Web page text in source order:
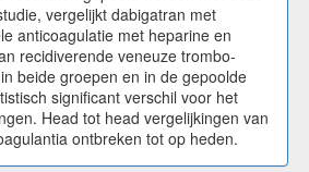
vergelijkt dabigatran met
anticoagulatie met heparine en
recidiverende veneuze trombo-
beide groepen en in de gepoolde
significant verschil voor het
Head tot head vergelijkingen van
ontbreken tot op heden.